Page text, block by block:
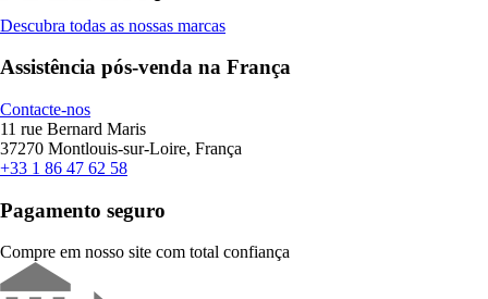
Descubra todas as nossas marcas
Assistência pós-venda na França
Contacte-nos
11 rue Bernard Maris
37270 Montlouis-sur-Loire, França
+33 1 86 47 62 58
Pagamento seguro
Compre em nosso site com total confiança